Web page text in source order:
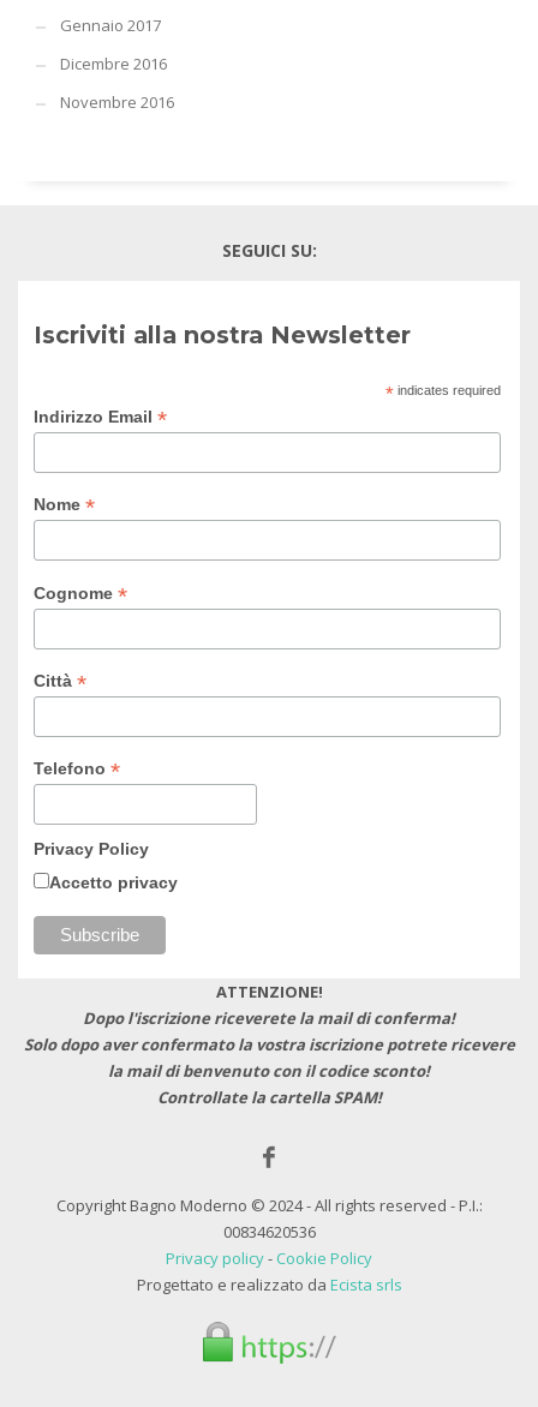
Gennaio 2017
Dicembre 2016
Novembre 2016
SEGUICI SU:
Iscriviti alla nostra Newsletter
*indicates required
Indirizzo Email *
Nome *
Cognome *
Città *
Telefono *
Privacy Policy
Accetto privacy
ATTENZIONE!
Dopo l'iscrizione riceverete la mail di conferma!
Solo dopo aver confermato la vostra iscrizione potrete ricevere
la mail di benvenuto con il codice sconto!
Controllate la cartella SPAM!
Copyright Bagno Moderno © 2024 - All rights reserved - P.I.:
00834620536
Privacy policy- Cookie Policy
Progettato e realizzato da Ecista srls